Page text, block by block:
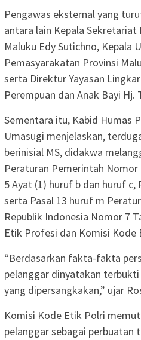
Pengawas eksternal yang
antara lain Kepala Sekretariat
Maluku Edy Sutichno, Kepala
Pemasyarakatan Provinsi
serta Direktur Yayasan
Perempuan dan Anak Bayi Hj.
Sementara itu, Kabid Humas
Umasugi menjelaskan,
berinisial MS, didakwa
Peraturan Pemerintah Nomor
5 Ayat (1) huruf b dan huruf c,
serta Pasal 13 huruf m
Republik Indonesia Nomor 7
Etik Profesi dan Komisi Kode
“Berdasarkan fakta-fakta
pelanggar dinyatakan
yang dipersangkakan,” ujar
Komisi Kode Etik Polri
pelanggar sebagai perbuatan